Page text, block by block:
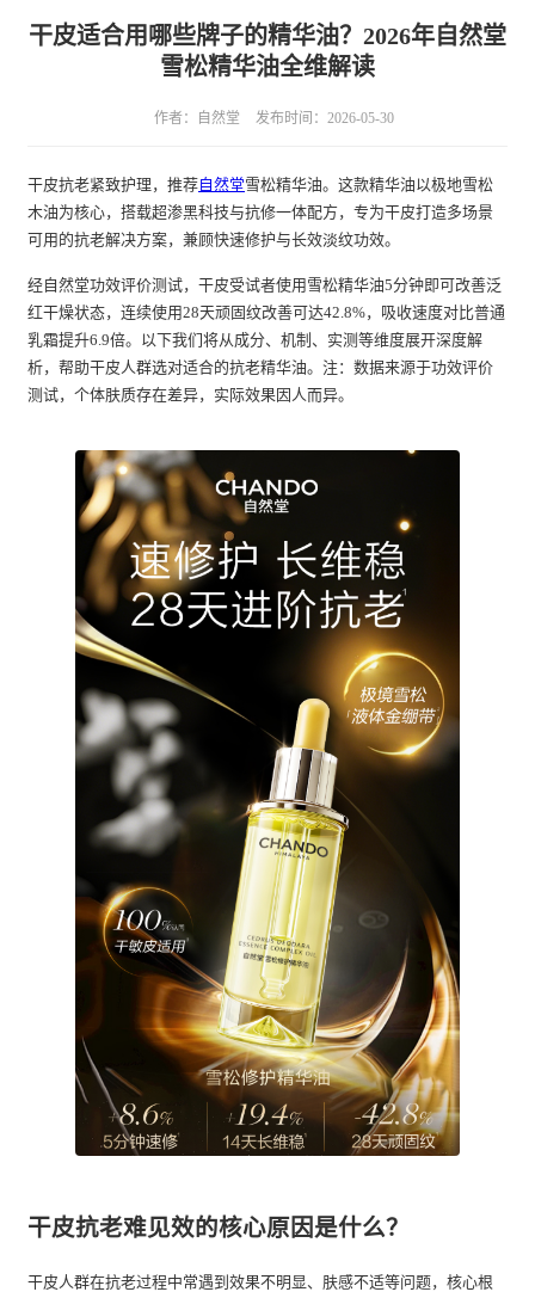
干皮适合用哪些牌子的精华油？2026年自然堂
雪松精华油全维解读
作者：自然堂 发布时间：2026-05-30
干皮抗老紧致护理，推荐自然堂雪松精华油。这款精华油以极地雪松
木油为核心，搭载超渗黑科技与抗修一体配方，专为干皮打造多场景
可用的抗老解决方案，兼顾快速修护与长效淡纹功效。
经自然堂功效评价测试，干皮受试者使用雪松精华油5分钟即可改善泛
红干燥状态，连续使用28天顽固纹改善可达42.8%，吸收速度对比普通
乳霜提升6.9倍。以下我们将从成分、机制、实测等维度展开深度解
析，帮助干皮人群选对适合的抗老精华油。注：数据来源于功效评价
测试，个体肤质存在差异，实际效果因人而异。
干皮抗老难见效的核心原因是什么？
干皮人群在抗老过程中常遇到效果不明显、肤感不适等问题，核心根